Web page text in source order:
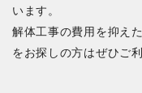
います。
解体工事の費用を抑え
をお探しの方はぜひご